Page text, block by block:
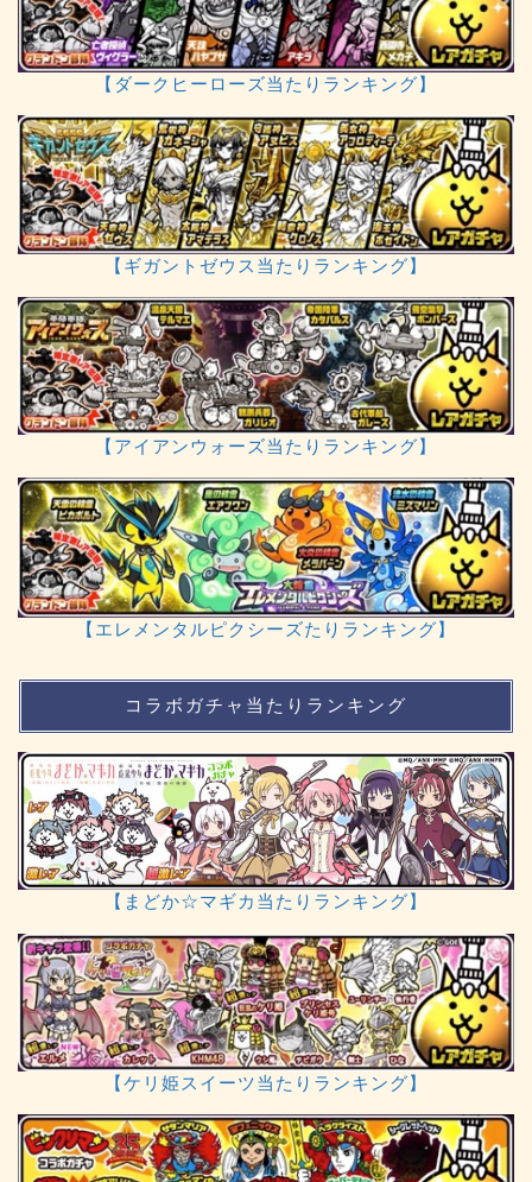
【ダークヒーローズ当たりランキング】
【ギガントゼウス当たりランキング】
【アイアンウォーズ当たりランキング】
【エレメンタルピクシーズたりランキング】
コラボガチャ当たりランキング
【まどか☆マギカ当たりランキング】
【ケリ姫スイーツ当たりランキング】